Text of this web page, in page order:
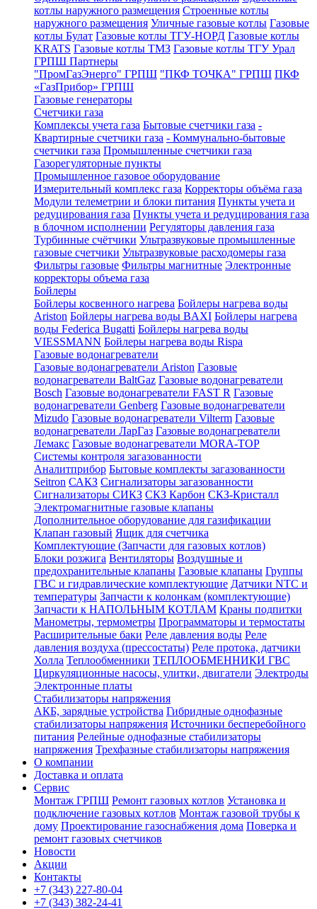
котлы наружного размещения Строенные котлы
наружного размещения Уличные газовые котлы Газовые
котлы Булат Газовые котлы ТГУ-НОРД Газовые котлы
KRATS Газовые котлы ТМЗ Газовые котлы ТГУ Урал
ГРПШ Партнеры
"ПромГазЭнерго" ГРПШ "ПКФ ТОЧКА" ГРПШ ПКФ
«ГазПрибор» ГРПШ
Газовые генераторы
Счетчики газа
Комплексы учета газа Бытовые счетчики газа -
Квартирные счетчики газа - Коммунально-бытовые
счетчики газа Промышленные счетчики газа
Газорегуляторные пункты
Промышленное газовое оборудование
Измерительный комплекс газа Корректоры объёма газа
Модули телеметрии и блоки питания Пункты учета и
редуцирования газа Пункты учета и редуцирования газа
в блочном исполнении Регуляторы давления газа
Турбинные счётчики Ультразвуковые промышленные
газовые счетчики Ультразвуковые расходомеры газа
Фильтры газовые Фильтры магнитные Электронные
корректоры объема газа
Бойлеры
Бойлеры косвенного нагрева Бойлеры нагрева воды
Ariston Бойлеры нагрева воды BAXI Бойлеры нагрева
воды Federica Bugatti Бойлеры нагрева воды
VIESSMANN Бойлеры нагрева воды Rispa
Газовые водонагреватели
Газовые водонагреватели Ariston Газовые
водонагреватели BaltGaz Газовые водонагреватели
Bosch Газовые водонагреватели FAST R Газовые
водонагреватели Genberg Газовые водонагреватели
Mizudo Газовые водонагреватели Vilterm Газовые
водонагреватели ЛарГаз Газовые водонагреватели
Лемакс Газовые водонагреватели MORA-TOP
Системы контроля загазованности
Аналитприбор Бытовые комплекты загазованности
Seitron САКЗ Сигнализаторы загазованности
Сигнализаторы СИКЗ СКЗ Карбон СКЗ-Кристалл
Электромагнитные газовые клапаны
Дополнительное оборудование для газификации
Клапан газовый Ящик для счетчика
Комплектующие (Запчасти для газовых котлов)
Блоки розжига Вентиляторы Воздушные и
предохранительные клапаны Газовые клапаны Группы
ГВС и гидравлические комплектующие Датчики NTC и
температуры Запчасти к колонкам (комплектующие)
Запчасти к НАПОЛЬНЫМ КОТЛАМ Краны подпитки
Манометры, термометры Программаторы и термостаты
Расширительные баки Реле давления воды Реле
давления воздуха (прессостаты) Реле протока, датчики
Холла Теплообменники ТЕПЛООБМЕННИКИ ГВС
Циркуляционные насосы, улитки, двигатели Электроды
Электронные платы
Стабилизаторы напряжения
АКБ, зарядные устройства Гибридные однофазные
стабилизаторы напряжения Источники бесперебойного
питания Релейные однофазные стабилизаторы
напряжения Трехфазные стабилизаторы напряжения
О компании
Доставка и оплата
Сервис
Монтаж ГРПШ Ремонт газовых котлов Установка и
подключение газовых котлов Монтаж газовой трубы к
дому Проектирование газоснабжения дома Поверка и
ремонт газовых счетчиков
Новости
Акции
Контакты
+7 (343) 227-80-04
+7 (343) 382-24-41